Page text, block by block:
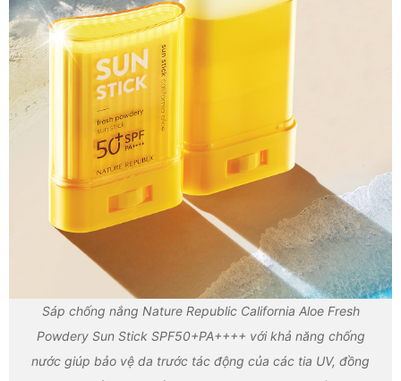
Sáp chống nắng Nature Republic California Aloe Fresh
Powdery Sun Stick SPF50+PA++++ với khả năng chống
nước giúp bảo vệ da trước tác động của các tia UV, đồng